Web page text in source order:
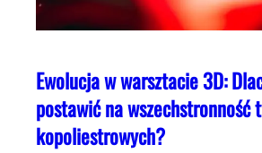
Ewolucja w warsztacie 3D:
postawić na wszechstronność
kopoliestrowych?